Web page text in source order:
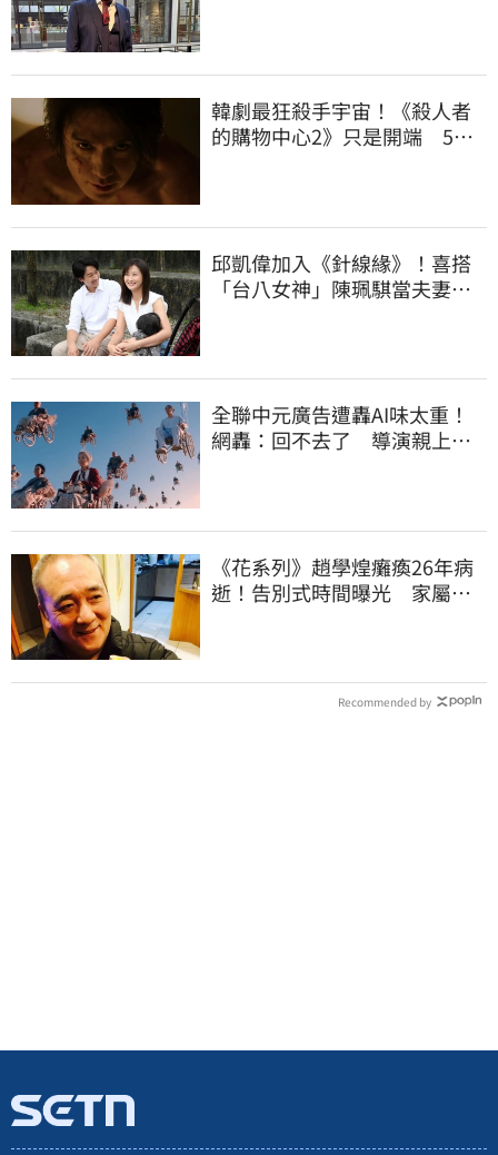
韓劇最狂殺手宇宙！《殺人者
的購物中心2》只是開端 5部
邱凱偉加入《針線緣》！喜搭
「台八女神」陳珮騏當夫妻：
全聯中元廣告遭轟AI味太重！
網轟：回不去了 導演親上火
《花系列》趙學煌癱瘓26年病
逝！告別式時間曝光 家屬遵
Recommended by